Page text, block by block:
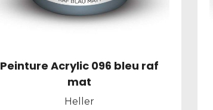
Peinture Acrylic 096 bleu raf
mat
Heller